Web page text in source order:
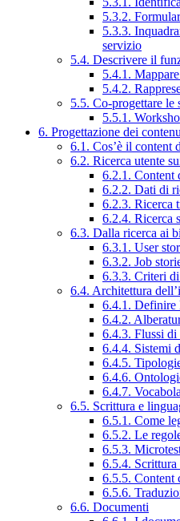
5.3.2.
5.3.3.
servizio
5.4. Descrivere il
5.4.1.
5.4.2.
5.5. Co-progettare le
5.5.1.
6. Progettazione dei
6.1. Cos’è il content
6.2. Ricerca utente
6.2.1. Content
6.2.2. Dati di
6.2.3. Ricerca
6.2.4. Ricerca
6.3. Dalla ricerca ai
6.3.1. User
6.3.2. Job
6.3.3. Criteri
6.4. Architettura
6.4.1. Definire
6.4.2.
6.4.3. Flussi di
6.4.4. Sistemi
6.4.5.
6.4.6.
6.4.7.
6.5. Scrittura e
6.5.1. Come
6.5.2. Le
6.5.3.
6.5.4.
6.5.5. Content
6.5.6.
6.6. Documenti